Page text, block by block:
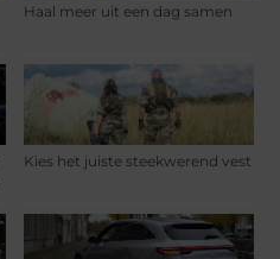
Haal meer uit een dag samen
Kies het juiste steekwerend vest